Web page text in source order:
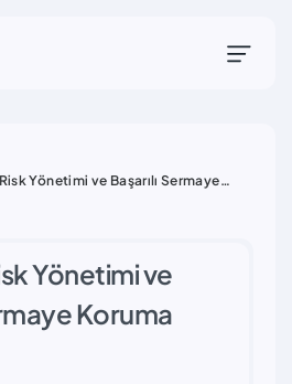
Yönetimi ve Başarılı Sermaye
Yönetimi ve
Koruma